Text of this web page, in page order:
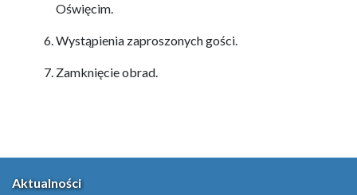
Oświęcim.
Wystąpienia zaproszonych gości.
Zamknięcie obrad.
Aktualności